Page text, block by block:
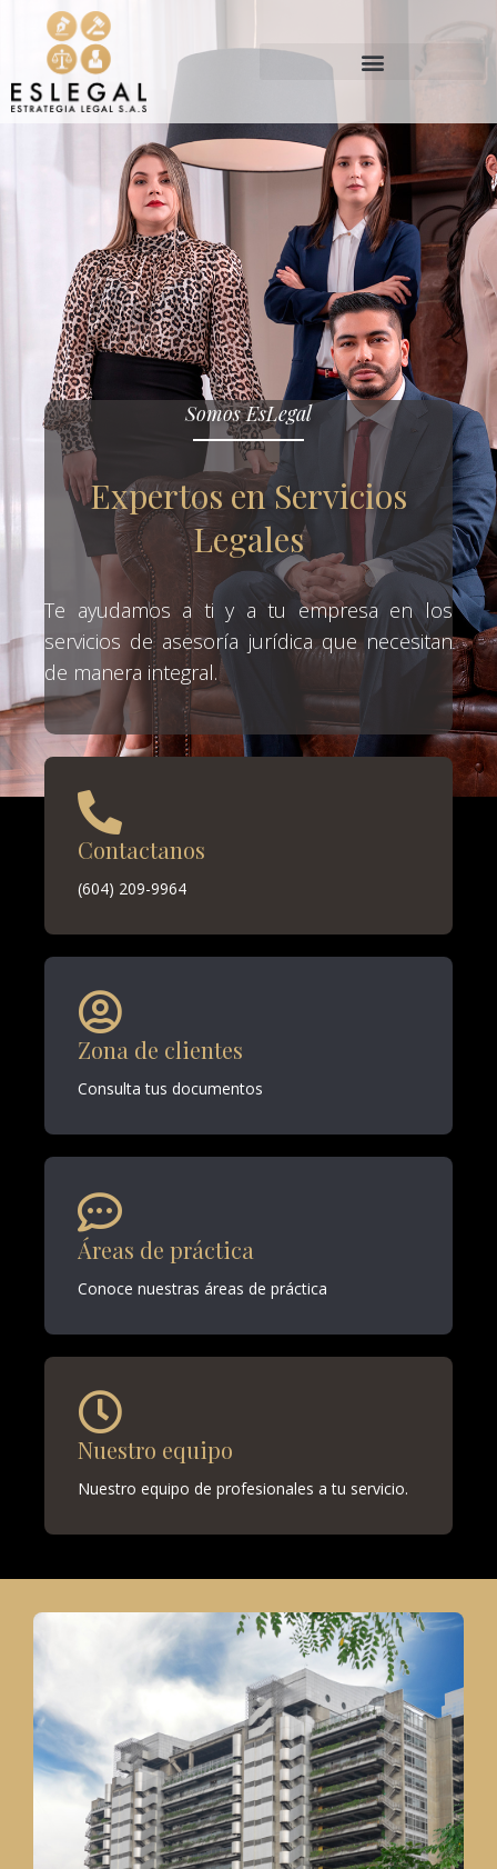
Somos EsLegal
Expertos en Servicios
Legales
Te ayudamos a ti y a tu empresa en los
servicios de asesoría jurídica que necesitan
de manera integral.
Contactanos
(604) 209-9964
Zona de clientes
Consulta tus documentos
Áreas de práctica
Conoce nuestras áreas de práctica
Nuestro equipo
Nuestro equipo de profesionales a tu servicio.